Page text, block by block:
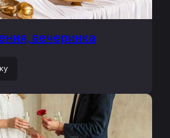
вечеринка